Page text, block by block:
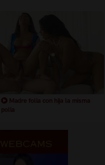
Madre folla con hija la misma
polla